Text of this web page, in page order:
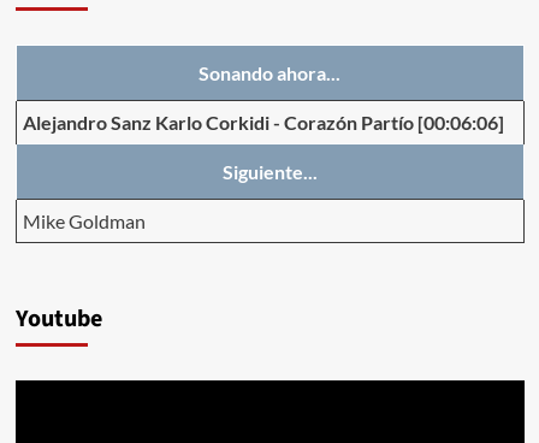
Sonando ahora...
Alejandro Sanz Karlo Corkidi- Corazón Partío [00:06:06]
Siguiente...
Mike Goldman
Youtube